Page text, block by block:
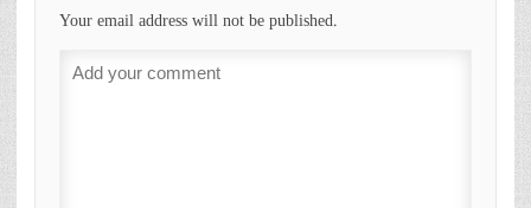
Your email address will not be published.